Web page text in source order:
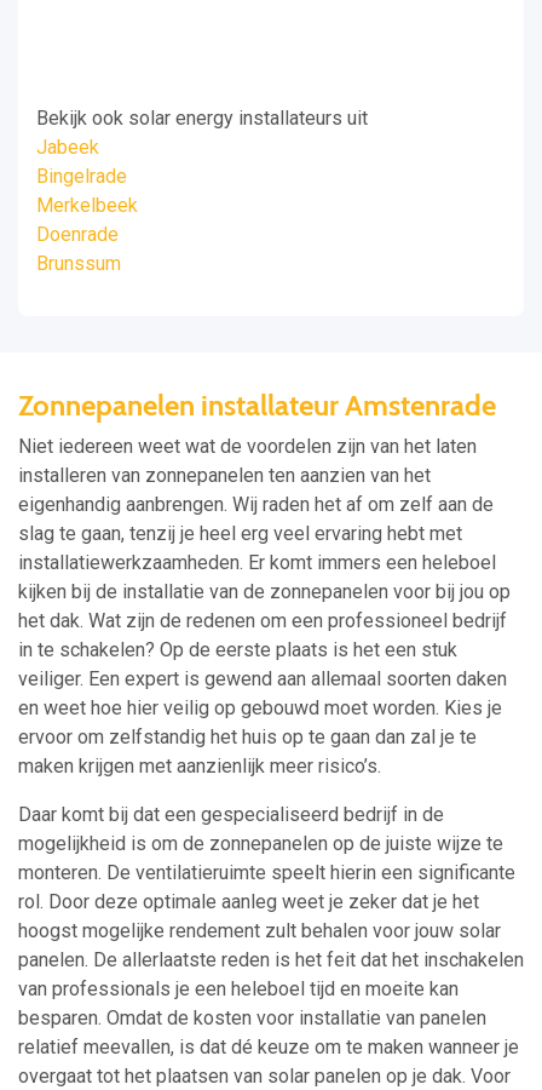
Bekijk ook solar energy installateurs uit
Jabeek
Bingelrade
Merkelbeek
Doenrade
Brunssum
Zonnepanelen installateur Amstenrade
Niet iedereen weet wat de voordelen zijn van het laten
installeren van zonnepanelen ten aanzien van het
eigenhandig aanbrengen. Wij raden het af om zelf aan de
slag te gaan, tenzij je heel erg veel ervaring hebt met
installatiewerkzaamheden. Er komt immers een heleboel
kijken bij de installatie van de zonnepanelen voor bij jou op
het dak. Wat zijn de redenen om een professioneel bedrijf
in te schakelen? Op de eerste plaats is het een stuk
veiliger. Een expert is gewend aan allemaal soorten daken
en weet hoe hier veilig op gebouwd moet worden. Kies je
ervoor om zelfstandig het huis op te gaan dan zal je te
maken krijgen met aanzienlijk meer risico’s.
Daar komt bij dat een gespecialiseerd bedrijf in de
mogelijkheid is om de zonnepanelen op de juiste wijze te
monteren. De ventilatieruimte speelt hierin een significante
rol. Door deze optimale aanleg weet je zeker dat je het
hoogst mogelijke rendement zult behalen voor jouw solar
panelen. De allerlaatste reden is het feit dat het inschakelen
van professionals je een heleboel tijd en moeite kan
besparen. Omdat de kosten voor installatie van panelen
relatief meevallen, is dat dé keuze om te maken wanneer je
overgaat tot het plaatsen van solar panelen op je dak. Voor